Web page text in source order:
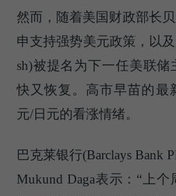
然而，随着美国财政部长贝
申支持强势美元政策，以
sh)被提名为下一任美联
快又恢复。高市早苗的最
元/日元的看涨情绪。
巴克莱银行(Barclays Bank
Mukund Daga表示：“上